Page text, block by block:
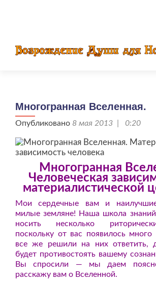
Многогранная Вселенная.
Опубликовано 8 мая 2013 | 0:20
Многогранная
Человеческая
материалистической
Мои сердечные вам и наилучшие
милые земляне! Наша школа
носить несколько
поскольку от вас появилось
все же решили на них ответить,
будет противостоять вашему
Вы спросили — мы даем
расскажу вам о Вселенной.